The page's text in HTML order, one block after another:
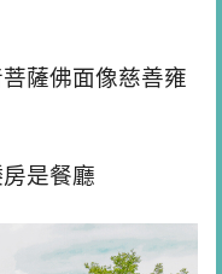
薩佛面像慈善雍
是餐廳